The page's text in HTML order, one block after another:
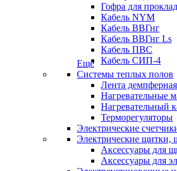
Гофра для
Кабель NYM
Кабель ВВГнг
Кабель ВВГнг Ls
Кабель ПВС
Кабель СИП-4
Еще
Системы теплых полов
Лента демпферная
Нагревательные
Нагревательный
Терморегуляторы
Электрические
Электрические щитки,
Аксессуары для
Аксессуары для